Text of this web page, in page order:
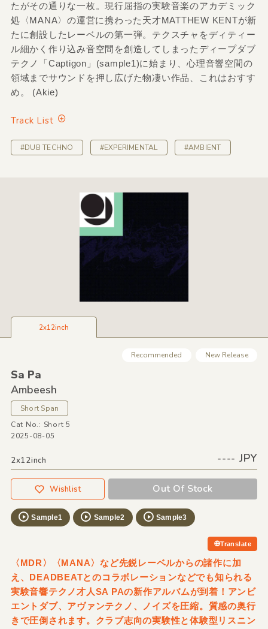
たがその通りな一枚。現行屈指の実験音楽のアカデミック
処〈MANA〉の運営に携わった天才MATTHEW KENTが新
たに創設したレーベルの第一弾。テクスチャをディティー
ル細かく作り込み音空間を創造してしまったディープダブ
テクノ「Captigon」(sample1)に始まり、心理音響空間の
領域までサウンドを押し広げた物凄い作品、これはおすす
め。 (Akie)
Track List
#DUB TECHNO #EXPERIMENTAL #AMBIENT
2x12inch
Recommended New Release
Sa Pa
Ambeesh
Short Span
Cat No.: Short 5
2025-08-05
2x12inch ---- JPY
Wishlist Out Of Stock
Sample1 Sample2 Sample3
Translate
〈MDR〉〈MANA〉など先鋭レーベルからの諸作に加
え、DEADBEATとのコラボレーションなどでも知られる
実験音響テクノ才人SA PAの新作アルバムが到着！アンビ
エントダブ、アヴァンテクノ、ノイズを圧縮。質感の奥行
きで圧倒されます。クラブ志向の実験性と体験型リスニン